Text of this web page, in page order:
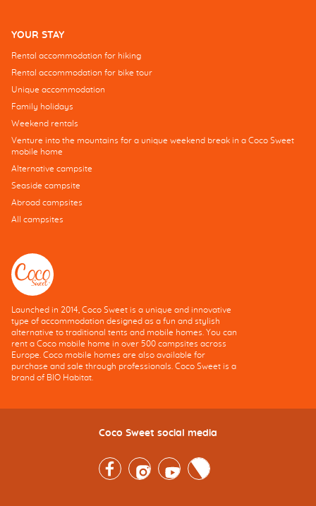
YOUR STAY
Rental accommodation for hiking
Rental accommodation for bike tour
Unique accommodation
Family holidays
Weekend rentals
Venture into the mountains for a unique weekend break in a Coco Sweet
mobile home
Alternative campsite
Seaside campsite
Abroad campsites
All campsites
Launched in 2014, Coco Sweet is a unique and innovative
type of accommodation designed as a fun and stylish
alternative to traditional tents and mobile homes. You can
rent a Coco mobile home in over 500 campsites across
Europe. Coco mobile homes are also available for
purchase and sale through professionals. Coco Sweet is a
brand of BIO Habitat.
Coco Sweet social media
FacebookInstagramYoutubeTwitter